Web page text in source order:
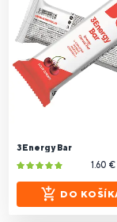
3Energy Bar
1.60 €
DO